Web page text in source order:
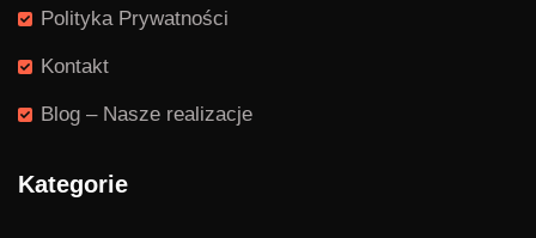
Polityka Prywatności
Kontakt
Blog – Nasze realizacje
Kategorie